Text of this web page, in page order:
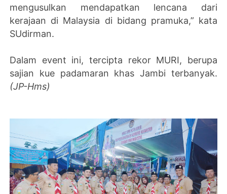
mengusulkan mendapatkan lencana dari
kerajaan di Malaysia di bidang pramuka,” kata
SUdirman.
Dalam event ini, tercipta rekor MURI, berupa
sajian kue padamaran khas Jambi terbanyak.
(JP-Hms)